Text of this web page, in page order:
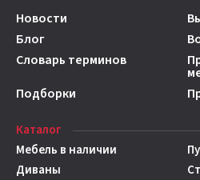
Новости
Блог
Словарь терминов
Подборки
Каталог
Мебель в наличии
Диваны